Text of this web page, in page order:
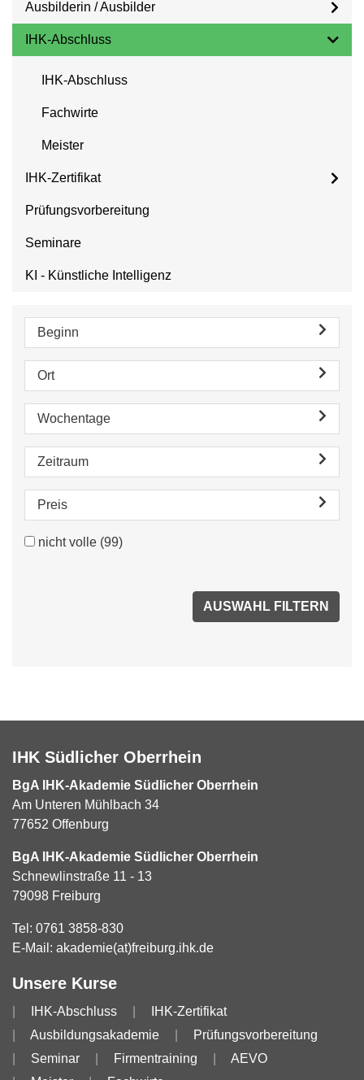
Ausbilderin / Ausbilder
IHK-Abschluss
IHK-Abschluss
Fachwirte
Meister
IHK-Zertifikat
Prüfungsvorbereitung
Seminare
KI - Künstliche Intelligenz
Beginn
Ort
Wochentage
Zeitraum
Preis
nicht volle (99)
IHK Südlicher Oberrhein
BgA IHK-Akademie Südlicher Oberrhein
Am Unteren Mühlbach 34
77652 Offenburg
BgA IHK-Akademie Südlicher Oberrhein
Schnewlinstraße 11 - 13
79098 Freiburg
Tel: 0761 3858-830
E-Mail: akademie(at)freiburg.ihk.de
Unsere Kurse
IHK-Abschluss
IHK-Zertifikat
Ausbildungsakademie
Prüfungsvorbereitung
Seminar
Firmentraining
AEVO